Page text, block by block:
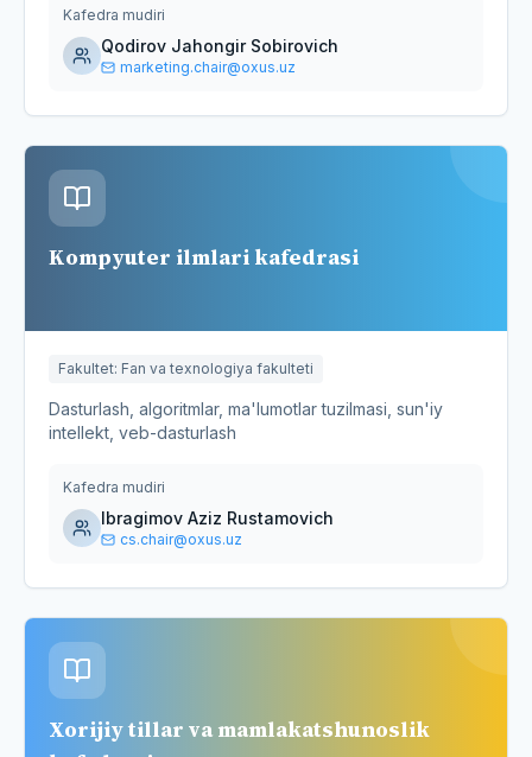
Kafedra mudiri
Qodirov Jahongir Sobirovich
marketing.chair@oxus.uz
Kompyuter ilmlari kafedrasi
Fakultet: Fan va texnologiya fakulteti
Dasturlash, algoritmlar, ma'lumotlar tuzilmasi, sun'iy
intellekt, veb-dasturlash
Kafedra mudiri
Ibragimov Aziz Rustamovich
cs.chair@oxus.uz
Xorijiy tillar va mamlakatshunoslik